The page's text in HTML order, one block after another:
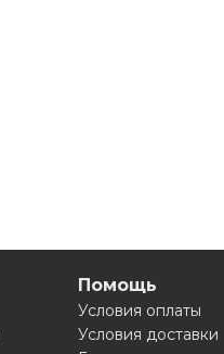
Помощь
Условия оплаты
Условия доставки